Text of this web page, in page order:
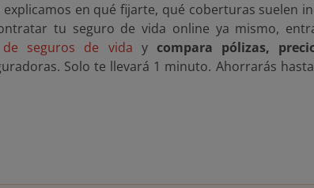
en qué fijarte, qué coberturas suelen
tu seguro de vida online ya mismo,
seguros de vida y compara pólizas,
Solo te llevará 1 minuto. Ahorrarás